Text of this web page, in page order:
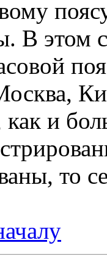
В этом
как и
то